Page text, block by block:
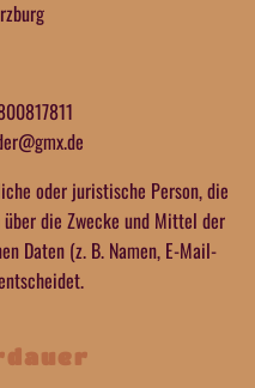
oder juristische Person, die
die Zwecke und Mittel der
Daten (z. B. Namen, E-Mail-